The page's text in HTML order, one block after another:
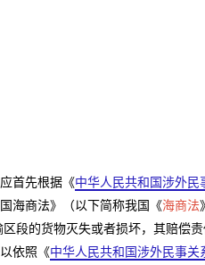
首先根据《中华人民共和国涉外民
海商法》（以下简称我国《海商法
段的货物灭失或者损坏，其赔偿
依照《中华人民共和国涉外民事关